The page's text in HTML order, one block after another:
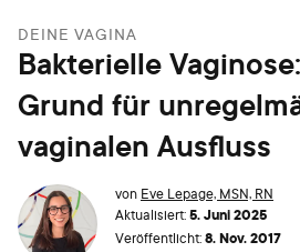
DEINE VAGINA
Bakterielle
Grund für
vaginalen Ausfluss
von Eve Lepage, MSN, RN
Aktualisiert:5. Juni 2025
Veröffentlicht:8. Nov. 2017